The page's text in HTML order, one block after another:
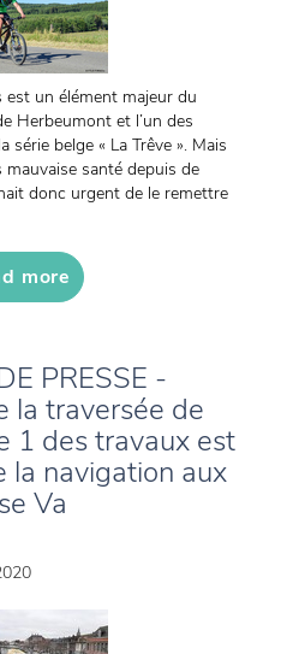
un élément majeur du
Herbeumont et l’un des
belge « La Trêve ». Mais
santé depuis de
donc urgent de le remettre
more
PRESSE -
la traversée de
1 des travaux est
la navigation aux
Va